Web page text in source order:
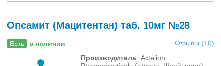
Опсамит (Мацитентан) таб. 10мг №28
Есть в наличии Отзывы (10)
Производитель: Actelion